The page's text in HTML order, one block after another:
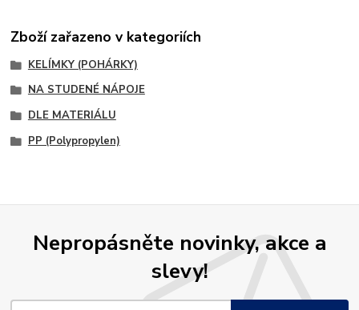
Zboží zařazeno v kategoriích
KELÍMKY (POHÁRKY)
NA STUDENÉ NÁPOJE
DLE MATERIÁLU
PP (Polypropylen)
Nepropásněte novinky, akce a
slevy!